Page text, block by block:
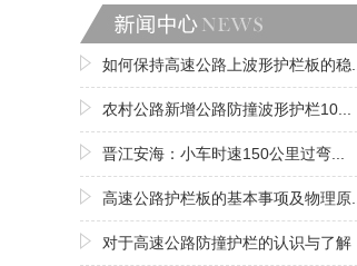
如何保持高速公路上波形护栏板的稳...
农村公路新增公路防撞波形护栏10...
晋江安海：小车时速150公里过弯...
高速公路护栏板的基本事项及物理原...
对于高速公路防撞护栏的认识与了解